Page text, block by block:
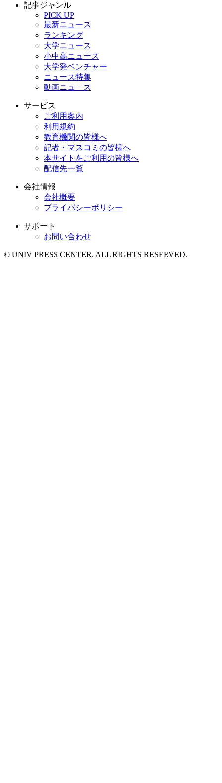
記事ジャンル
PICK UP
最新ニュース
ランキング
大学ニュース
小中高ニュース
大学発ベンチャー
ニュース特集
動画ニュース
サービス
ご利用案内
利用規約
教育機関の皆様へ
記者・マスコミの皆様へ
本サイトをご利用の皆様へ
配信先一覧
会社情報
会社概要
プライバシーポリシー
サポート
お問い合わせ
© UNIV PRESS CENTER. ALL RIGHTS RESERVED.